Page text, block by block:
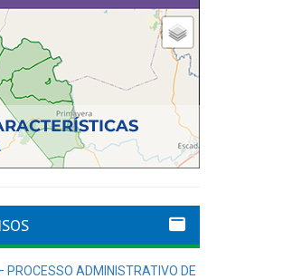
PROCESSO ADMINISTRATIVO DE